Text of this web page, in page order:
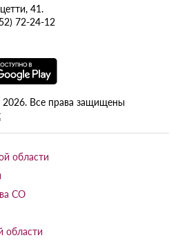
41.
72-24-12
Все права защищены
области
СО
области